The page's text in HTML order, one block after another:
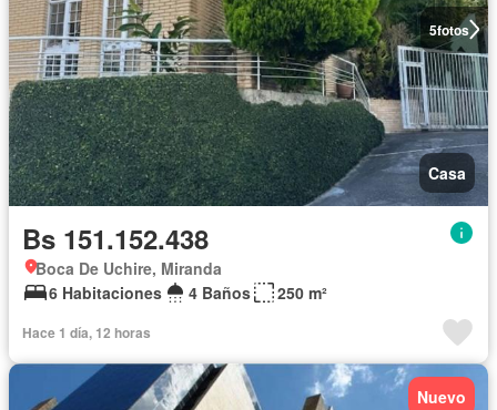
5fotos
Casa
Bs 151.152.438
Boca De Uchire, Miranda
6 Habitaciones
4 Baños 250 m²
Hace 1 día, 12 horas
Nuevo